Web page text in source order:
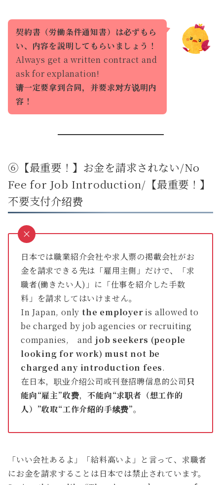
契約書（労働条件通知書）は必ずもら
い、内容を説明してもらいましょう！
Always get a written contract and
ask for explanation!
请一定要拿到合同，并要求对方说明内
容！
⑥【最重要！】お金を請求されない/No
Fee for Job Introduction/【最重要！】
不要支付介绍费
日本では職業紹介会社や求人票の掲載会社がお
金を請求できる先は「雇用主側」だけで、「求
職者(働きたい人)」に「仕事を紹介した手数
料」を請求してはいけません。
In Japan, only the employeris allowed to
be charged by job agencies or recruiting
companies, and job seekers (people
looking for work) must not be
charged any introduction fees.
在日本，职业介绍公司或刊登招聘信息的公司只
能向“雇主”收费，不能向“求职者（想工作的
人）”收取“工作介绍的手续费”。
「いい会社あるよ」「給料高いよ」と言って、求職者
にお金を請求することは日本では禁止されています。